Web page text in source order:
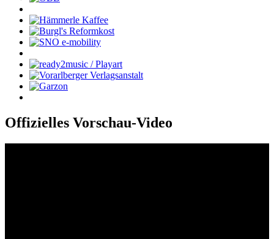
Offizielles Vorschau-Video